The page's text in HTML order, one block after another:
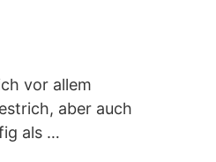
vor allem
aber auch
als …